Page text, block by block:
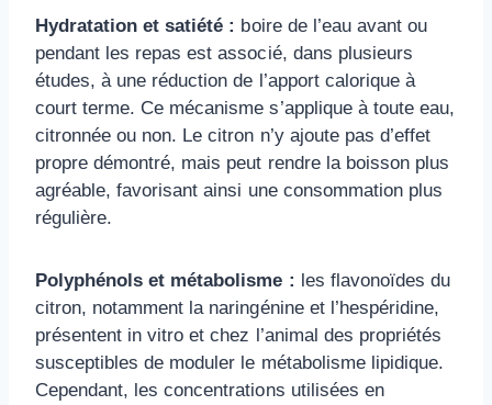
Hydratation et satiété : boire de l’eau avant ou
pendant les repas est associé, dans plusieurs
études, à une réduction de l’apport calorique à
court terme. Ce mécanisme s’applique à toute eau,
citronnée ou non. Le citron n’y ajoute pas d’effet
propre démontré, mais peut rendre la boisson plus
agréable, favorisant ainsi une consommation plus
régulière.
Polyphénols et métabolisme : les flavonoïdes du
citron, notamment la naringénine et l’hespéridine,
présentent in vitro et chez l’animal des propriétés
susceptibles de moduler le métabolisme lipidique.
Cependant, les concentrations utilisées en